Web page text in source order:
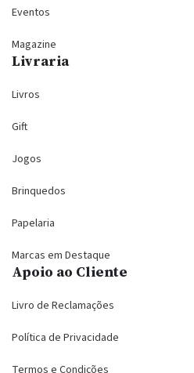
Eventos
Magazine
Livraria
Livros
Gift
Jogos
Brinquedos
Papelaria
Marcas em Destaque
Apoio ao Cliente
Livro de Reclamações
Política de Privacidade
Termos e Condições